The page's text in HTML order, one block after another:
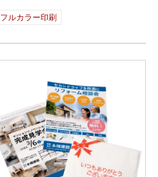
フルカラー印刷